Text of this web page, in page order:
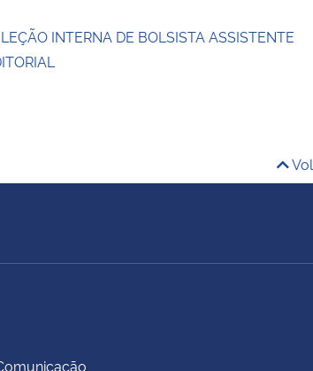
INTERNA DE BOLSISTA ASSISTENTE